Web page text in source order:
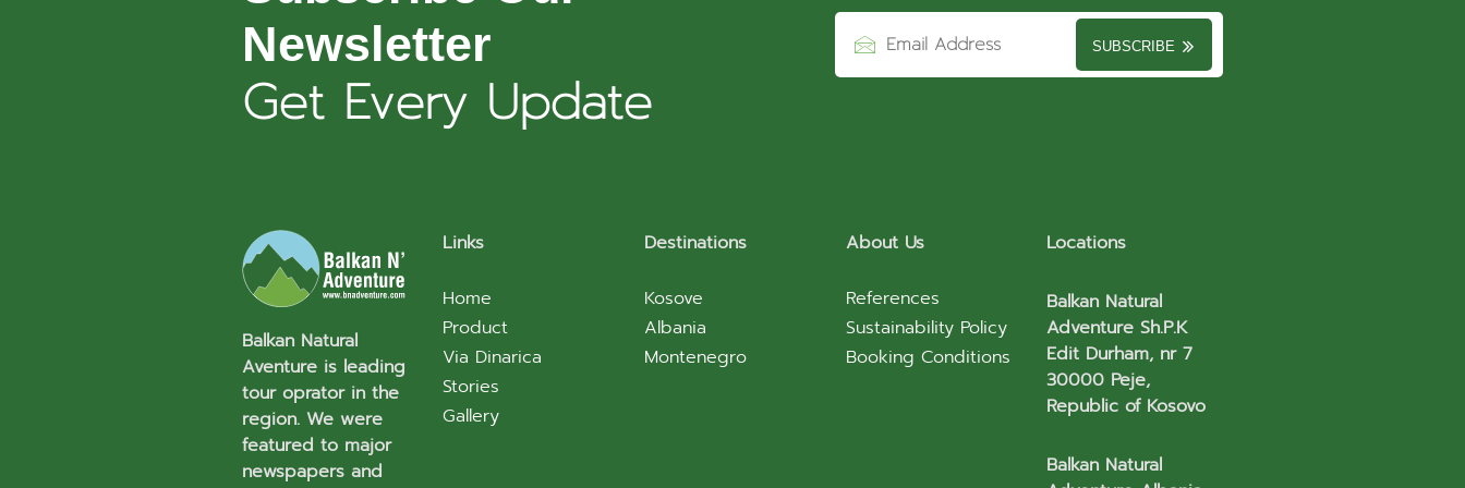
Newsletter
Get Every Update
SUBSCRIBE
Balkan Natural
Aventure is leading
tour oprator in the
region. We were
featured to major
newspapers and
Links
Home
Product
Via Dinarica
Stories
Gallery
Destinations
Kosove
Albania
Montenegro
About Us
References
Sustainability Policy
Booking Conditions
Locations
Balkan Natural
Adventure Sh.P.K
Edit Durham, nr 7
30000 Peje,
Republic of Kosovo
Balkan Natural